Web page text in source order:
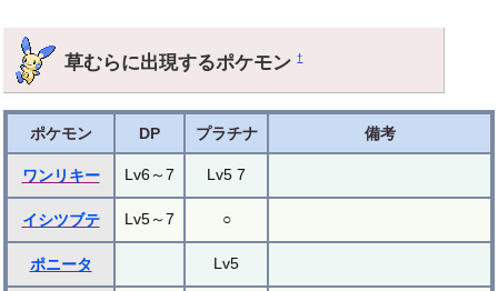
草むらに出現するポケモン†
ポケモン DP プラチナ 備考
ワンリキー Lv6～7 Lv5 7
イシツブテ Lv5～7 ○
ポニータ Lv5